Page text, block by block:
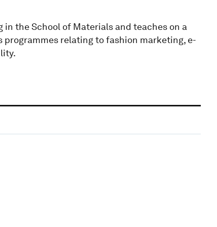
the School of Materials and teaches on a
programmes relating to fashion marketing, e-